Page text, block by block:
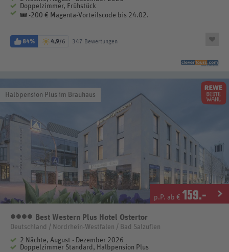
Doppelzimmer, Frühstück
🎟️ -200 € Magenta-Vorteilscode bis 24.02.
84% 4,9/6 347 Bewertungen
Halbpension Plus im Brauhaus
p.P. ab € 159.-
4 Sterne
Best Western Plus Hotel Ostertor
Deutschland / Nordrhein-Westfalen / Bad Salzuflen
2 Nächte, August - Dezember 2026
Doppelzimmer Standard, Halbpension Plus